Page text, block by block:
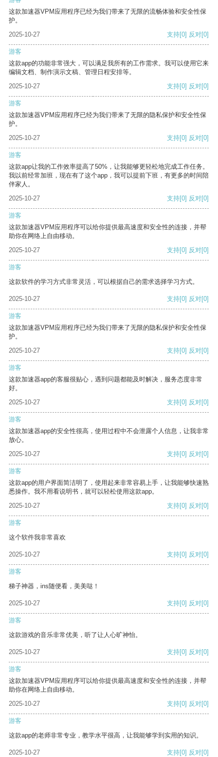
这款加速器VPM应用程序已经为我们带来了无限的流畅体验和安全性保
护。
2025-10-27
支持[0] 反对[0]
游客
这款app的功能非常强大，可以满足我所有的工作需求。我可以使用它来
编辑文档、制作演示文稿、管理日程安排等。
2025-10-27
支持[0] 反对[0]
游客
这款加速器VPM应用程序已经为我们带来了无限的隐私保护和安全性保
护。
2025-10-27
支持[0] 反对[0]
游客
这款app让我的工作效率提高了50%，让我能够更轻松地完成工作任务。
我以前经常加班，现在有了这个app，我可以提前下班，有更多的时间陪
伴家人。
2025-10-27
支持[0] 反对[0]
游客
这款加速器VPM应用程序可以给你提供最高速度和安全性的连接，并帮
助你在网络上自由移动。
2025-10-27
支持[0] 反对[0]
游客
这款软件的学习方式非常灵活，可以根据自己的需求选择学习方式。
2025-10-27 支持[0] 反对[0]
游客
这款加速器VPM应用程序已经为我们带来了无限的隐私保护和安全性保
护。
2025-10-27
支持[0] 反对[0]
游客
这款加速器app的客服很贴心，遇到问题都能及时解决，服务态度非常
好。
2025-10-27
支持[0] 反对[0]
游客
这款加速器app的安全性很高，使用过程中不会泄露个人信息，让我非常
放心。
2025-10-27
支持[0] 反对[0]
游客
这款app的用户界面简洁明了，使用起来非常容易上手，让我能够快速熟
悉操作。我不用看说明书，就可以轻松使用这款app。
2025-10-27
支持[0] 反对[0]
游客
这个软件我非常喜欢
2025-10-27 支持[0] 反对[0]
游客
梯子神器，ins随便看，美美哒！
2025-10-27 支持[0] 反对[0]
游客
这款游戏的音乐非常优美，听了让人心旷神怡。
2025-10-27 支持[0] 反对[0]
游客
这款加速器VPM应用程序可以给你提供最高速度和安全性的连接，并帮
助你在网络上自由移动。
2025-10-27
支持[0] 反对[0]
游客
这款app的老师非常专业，教学水平很高，让我能够学到实用的知识。
2025-10-27 支持[0] 反对[0]